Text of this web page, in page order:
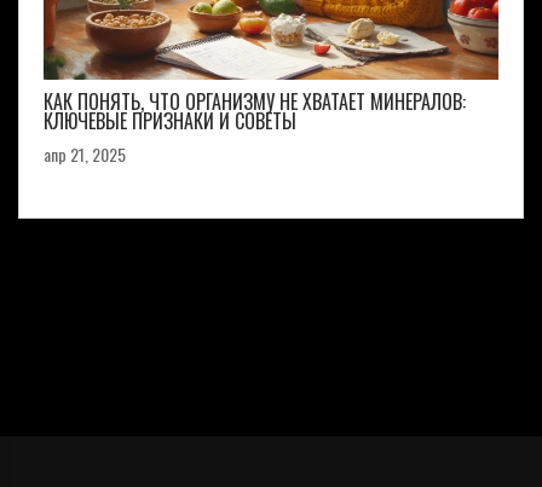
КАК ПОНЯТЬ, ЧТО ОРГАНИЗМУ НЕ ХВАТАЕТ МИНЕРАЛОВ:
КЛЮЧЕВЫЕ ПРИЗНАКИ И СОВЕТЫ
апр 21, 2025